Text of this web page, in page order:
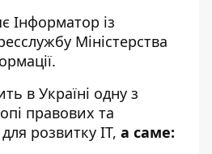
Інформатор із
Міністерства
в Україні одну з
правових та
розвитку ІТ, а саме: